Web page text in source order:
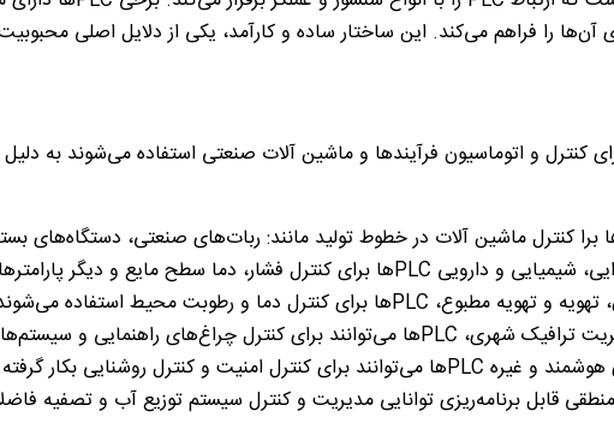
را فراهم می‌کند. این ساختار ساده و کار‌آمد، یکی از دلایل اصلی
کنترل و اتوماسیون فرآیند‌ها و ماشین ‌آلات صنعتی استفاده می‌شوند به
برا کنترل ماشین ‌آلات در خطوط تولید مانند: ربات‌های صنعتی، دستگاه‌های
شیمیایی و دارویی PLC‌ها برای کنترل فشار، دما سطح مایع و دیگر
و تهویه مطبوع، PLC‌ها برای کنترل دما و رطوبت محیط استفاده
ترافیک شهری، PLC‌ها می‌توانند برای کنترل چراغ‌های راهنمایی و
و غیره PLC‌ها می‌توانند برای کنترل امنیت و کنترل روشنایی بکار
قابل برنامه‌ریزی توانایی مدیریت و کنترل سیستم توزیع آب و تصفیه